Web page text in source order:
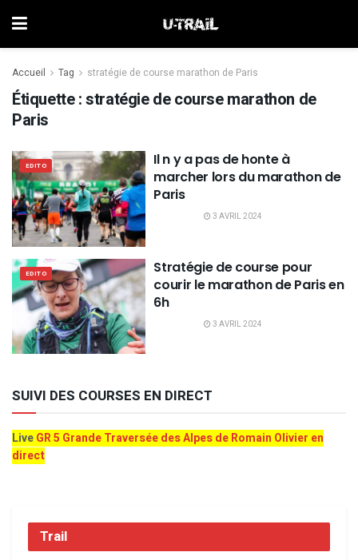
Accueil Tag stratégie de course marathon de Paris
Étiquette :stratégie de course marathon de
Paris
EDITO
Il n y a pas de honte à
marcher lors du marathon de
Paris
3 AVRIL 2024
EDITO
Stratégie de course pour
courir le marathon de Paris en
6h
3 AVRIL 2024
SUIVI DES COURSES EN DIRECT
LiveGR 5 Grande Traversée des Alpes de Romain Olivier en
direct
Trail